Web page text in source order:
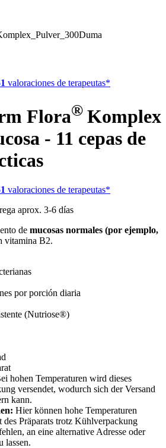
valoraciones de terapeutas*
Flora® Komplex
- 11 cepas de
valoraciones de terapeutas*
aprox. 3-6 días
de mucosas normales (por ejemplo,
vitamina B2.
por porción diaria
(Nutriose®)
hohen Temperaturen wird dieses
versendet, wodurch sich der Versand
kann.
Hier können hohe Temperaturen
des Präparats trotz Kühlverpackung
an eine alternative Adresse oder
lassen.